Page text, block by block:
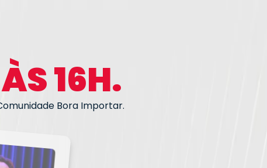
ÀS 16H.
Bora Importar.